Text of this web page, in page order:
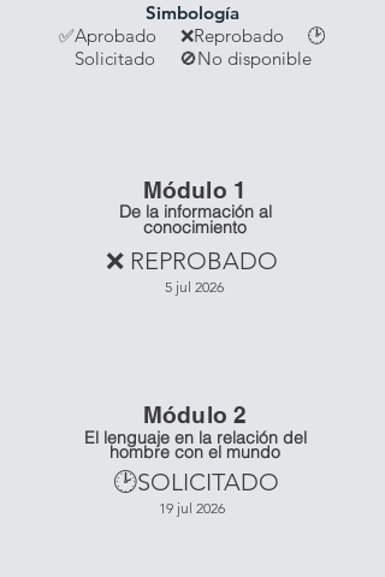
Simbología
✅Aprobado ❌Reprobado 🕑
Solicitado 🚫No disponible
Módulo 1
De la información al
conocimiento
❌ REPROBADO
5 jul 2026
Módulo 2
El lenguaje en la relación del
hombre con el mundo
🕑SOLICITADO
19 jul 2026